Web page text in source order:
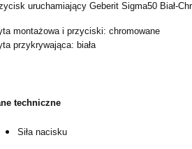
uruchamiający Geberit Sigma50 Biał-
montażowa i przyciski: chromowane
przykrywająca: biała
techniczne
Siła nacisku